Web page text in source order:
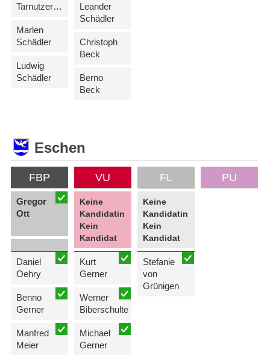
Tarnutzer-Lampert
Marlen
Schädler
Ludwig
Schädler
Leander
Schädler
Christoph
Beck
Berno
Beck
Eschen
FBP
Gregor
Ott
Daniel
Oehry
Benno
Gerner
Manfred
Meier
VU
Keine
Kandidatin
Kein
Kandidat
Kurt
Gerner
Werner
Biberschulte
Michael
Gerner
FL
Keine
Kandidatin
Kein
Kandidat
Stefanie
von
Grünigen
PU